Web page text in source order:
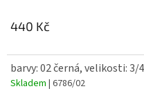
440 Kč
barvy: 02 černá, velikosti: 3/4
Skladem | 6786/02